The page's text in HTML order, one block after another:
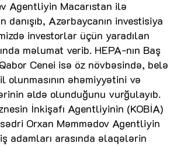
Agentliyin Macarıstan ilə
danışıb, Azərbaycanın investisiya
investorlar üçün yaradılan
məlumat verib. HEPA-nın Baş
Cenei isə öz növbəsində, belə
əhəmiyyətini və
əldə olunduğunu vurğulayıb.
İnkişafı Agentliyinin (KOBİA)
Orxan Məmmədov Agentliyin
adamları arasında əlaqələrin